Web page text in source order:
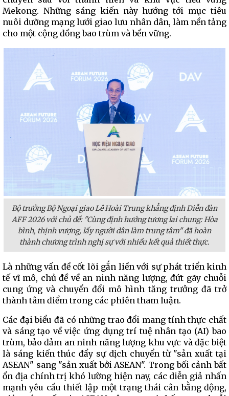
Mekong. Những sáng kiến này hướng tới mục tiêu
nuôi dưỡng mạng lưới giao lưu nhân dân, làm nền tảng
cho một cộng đồng bao trùm và bền vững.
Bộ trưởng Bộ Ngoại giao Lê Hoài Trung khẳng định Diễn đàn
AFF 2026 với chủ đề: "Cùng định hướng tương lai chung: Hòa
bình, thịnh vượng, lấy người dân làm trung tâm" đã hoàn
thành chương trình nghị sự với nhiều kết quả thiết thực.
Là những vấn đề cốt lõi gắn liền với sự phát triển kinh
tế vĩ mô, chủ đề về an ninh năng lượng, đứt gãy chuỗi
cung ứng và chuyển đổi mô hình tăng trưởng đã trở
thành tâm điểm trong các phiên tham luận.
Các đại biểu đã có những trao đổi mang tính thực chất
và sáng tạo về việc ứng dụng trí tuệ nhân tạo (AI) bao
trùm, bảo đảm an ninh năng lượng khu vực và đặc biệt
là sáng kiến thúc đẩy sự dịch chuyển từ "sản xuất tại
ASEAN" sang "sản xuất bởi ASEAN". Trong bối cảnh bất
ổn địa chính trị khó lường hiện nay, các diễn giả nhấn
mạnh yêu cầu thiết lập một trạng thái cân bằng động,